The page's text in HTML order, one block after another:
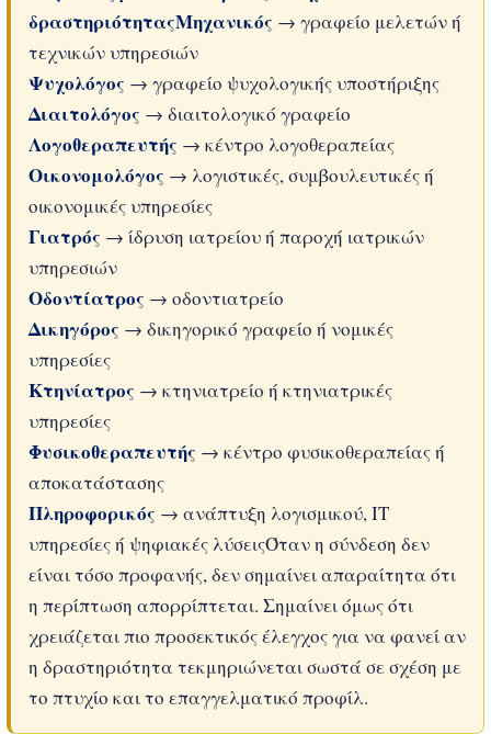
δραστηριότηταςΜηχανικός → γραφείο μελετών ή
τεχνικών υπηρεσιών
Ψυχολόγος → γραφείο ψυχολογικής υποστήριξης
Διαιτολόγος → διαιτολογικό γραφείο
Λογοθεραπευτής → κέντρο λογοθεραπείας
Οικονομολόγος → λογιστικές, συμβουλευτικές ή
οικονομικές υπηρεσίες
Γιατρός → ίδρυση ιατρείου ή παροχή ιατρικών
υπηρεσιών
Οδοντίατρος → οδοντιατρείο
Δικηγόρος → δικηγορικό γραφείο ή νομικές
υπηρεσίες
Κτηνίατρος → κτηνιατρείο ή κτηνιατρικές
υπηρεσίες
Φυσικοθεραπευτής → κέντρο φυσικοθεραπείας ή
αποκατάστασης
Πληροφορικός → ανάπτυξη λογισμικού, IT
υπηρεσίες ή ψηφιακές λύσειςΌταν η σύνδεση δεν
είναι τόσο προφανής, δεν σημαίνει απαραίτητα ότι
η περίπτωση απορρίπτεται. Σημαίνει όμως ότι
χρειάζεται πιο προσεκτικός έλεγχος για να φανεί αν
η δραστηριότητα τεκμηριώνεται σωστά σε σχέση με
το πτυχίο και το επαγγελματικό προφίλ.